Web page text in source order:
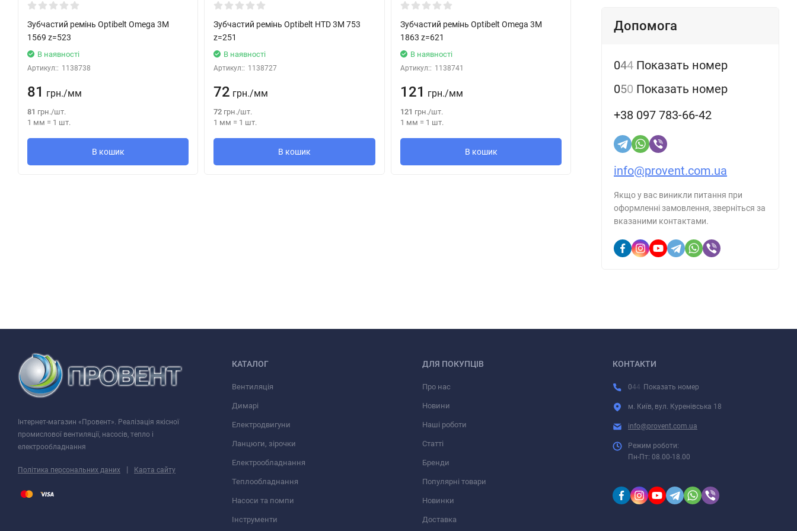
Зубчастий ремінь Optibelt Omega 3M
1569 z=523
В наявності
Артикул:: 1138738
81 грн./мм
81 грн./шт.
1 мм = 1 шт.
В кошик
Зубчастий ремінь Optibelt HTD 3M 753
z=251
В наявності
Артикул:: 1138727
72 грн./мм
72 грн./шт.
1 мм = 1 шт.
В кошик
Зубчастий ремінь Optibelt Omega 3M
1863 z=621
В наявності
Артикул:: 1138741
121 грн./мм
121 грн./шт.
1 мм = 1 шт.
В кошик
Зубчастий ремінь Optibelt Omega 3M
Артикул:: 1138735
грн./мм
шт.
шт.
В кошик
Допомога
044 Показать номер
050 Показать номер
+38 097 783-66-42
info@provent.com.ua
Якщо у вас виникли питання при
оформленні замовлення, зверніться за
вказаними контактами.
Інтернет-магазин «Провент». Реалізація якісної
промислової вентиляції, насосів, тепло і
електрообладнання
Політика персональних даних | Карта сайту
КАТАЛОГ
Вентиляція
Димарі
Електродвигуни
Ланцюги, зірочки
Електрообладнання
Теплообладнання
Насоси та помпи
Інструменти
ДЛЯ ПОКУПЦІВ
Про нас
Новини
Наші роботи
Статті
Бренди
Популярні товари
Новинки
Доставка
КОНТАКТИ
044 Показать номер
м. Київ, вул. Куренівська 18
info@provent.com.ua
Режим роботи:
Пн-Пт: 08.00-18.00